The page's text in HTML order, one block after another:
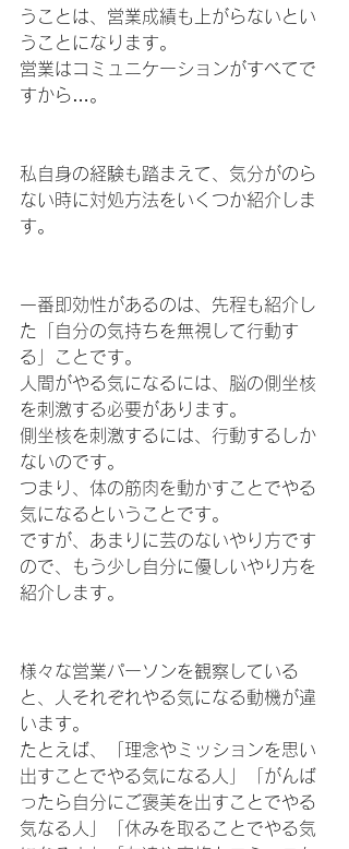
うことは、営業成績も上がらないとい
うことになります。
営業はコミュニケーションがすべてで
すから…。
私自身の経験も踏まえて、気分がのら
ない時に対処方法をいくつか紹介しま
す。
一番即効性があるのは、先程も紹介し
た「自分の気持ちを無視して行動す
る」ことです。
人間がやる気になるには、脳の側坐核
を刺激する必要があります。
側坐核を刺激するには、行動するしか
ないのです。
つまり、体の筋肉を動かすことでやる
気になるということです。
ですが、あまりに芸のないやり方です
ので、もう少し自分に優しいやり方を
紹介します。
様々な営業パーソンを観察している
と、人それぞれやる気になる動機が違
います。
たとえば、「理念やミッションを思い
出すことでやる気になる人」「がんば
ったら自分にご褒美を出すことでやる
気なる人」「休みを取ることでやる気